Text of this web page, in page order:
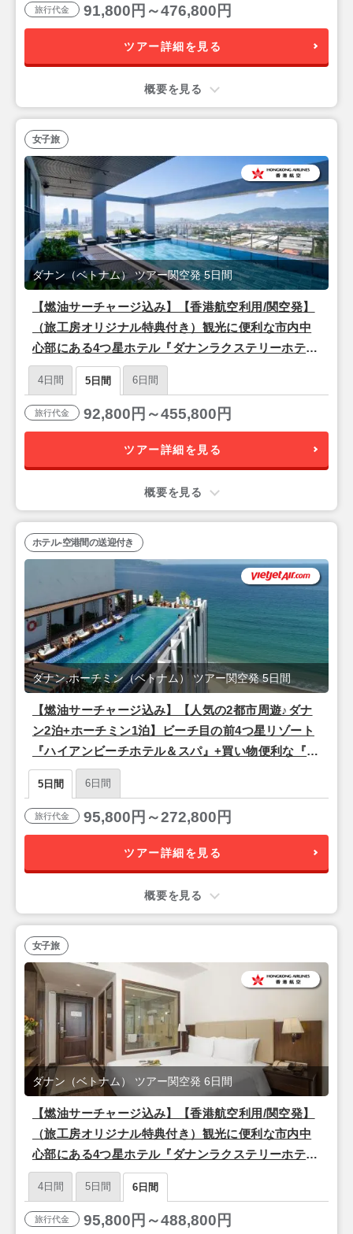
旅行代金 91,800円～476,800円
ツアー詳細を見る
概要を見る
【燃油サーチャージ込み】【香港航空利用/関空発】
（旅工房オリジナル特典付き）観光に便利な市内中
心部にある4つ星ホテル『ダナンラクステリーホテ
ル』滞在 ダナン3泊5日
ダナン（ベトナム） ツアー関空発 5日間
女子旅
4日間 5日間 6日間
旅行代金 92,800円～455,800円
ツアー詳細を見る
概要を見る
【燃油サーチャージ込み】【人気の2都市周遊♪ダナ
ン2泊+ホーチミン1泊】ビーチ目の前4つ星リゾート
『ハイアンビーチホテル＆スパ』+買い物便利な『サ
イゴンホテル（デラックスルーム）』泊 ベトジェ
ットエア利用/関空発 3泊5日間
ダナン,ホーチミン（ベトナム） ツアー関空発 5日間
ホテル-空港間の送迎付き
5日間 6日間
旅行代金 95,800円～272,800円
ツアー詳細を見る
概要を見る
【燃油サーチャージ込み】【香港航空利用/関空発】
（旅工房オリジナル特典付き）観光に便利な市内中
心部にある4つ星ホテル『ダナンラクステリーホテ
ル』滞在 ダナン4泊6日
ダナン（ベトナム） ツアー関空発 6日間
女子旅
4日間 5日間 6日間
旅行代金 95,800円～488,800円